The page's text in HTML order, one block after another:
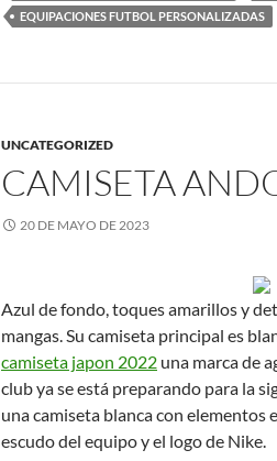
EQUIPACIONES FUTBOL PERSONALIZADAS
UNCATEGORIZED
CAMISETA
20 DE MAYO DE 2023
Azul de fondo, toques amarillos y
mangas. Su camiseta principal es
camiseta japon 2022 una marca de
club ya se está preparando para la
una camiseta blanca con elementos
escudo del equipo y el logo de Nike.